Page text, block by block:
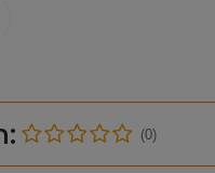
(0)